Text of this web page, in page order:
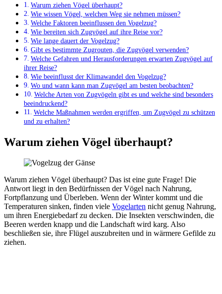
Warum ziehen Vögel überhaupt?
Wie wissen Vögel, welchen Weg sie nehmen müssen?
Welche Faktoren beeinflussen den Vogelzug?
Wie bereiten sich Zugvögel auf ihre Reise vor?
Wie lange dauert der Vogelzug?
Gibt es bestimmte Zugrouten, die Zugvögel verwenden?
Welche Gefahren und Herausforderungen erwarten Zugvögel auf
ihrer Reise?
Wie beeinflusst der Klimawandel den Vogelzug?
Wo und wann kann man Zugvögel am besten beobachten?
Welche Arten von Zugvögeln gibt es und welche sind besonders
beeindruckend?
Welche Maßnahmen werden ergriffen, um Zugvögel zu schützen
und zu erhalten?
Warum ziehen Vögel überhaupt?
Warum ziehen Vögel überhaupt? Das ist eine gute Frage! Die
Antwort liegt in den Bedürfnissen der Vögel nach Nahrung,
Fortpflanzung und Überleben. Wenn der Winter kommt und die
Temperaturen sinken, finden viele Vogelarten nicht genug Nahrung,
um ihren Energiebedarf zu decken. Die Insekten verschwinden, die
Beeren werden knapp und die Landschaft wird karg. Also
beschließen sie, ihre Flügel auszubreiten und in wärmere Gefilde zu
ziehen.